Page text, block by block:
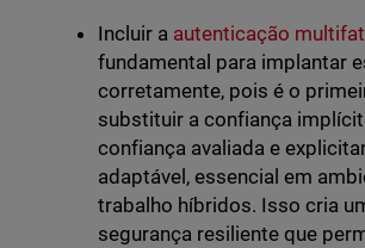
Incluir a autenticação
fundamental para implantar
corretamente, pois é o
substituir a confiança
confiança avaliada e
adaptável, essencial em
trabalho híbridos. Isso cria
segurança resiliente que